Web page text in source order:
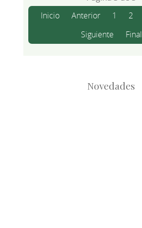
Inicio
Anterior 1 2
Siguiente
Final
Novedades